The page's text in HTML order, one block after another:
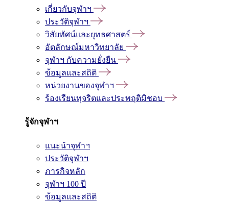
เกี่ยวกับจุฬาฯ
ประวัติจุฬาฯ
วิสัยทัศน์และยุทธศาสตร์
อัตลักษณ์มหาวิทยาลัย
จุฬาฯ กับความยั่งยืน
ข้อมูลและสถิติ
หน่วยงานของจุฬาฯ
ร้องเรียนทุจริตและประพฤติมิชอบ
รู้จักจุฬาฯ
แนะนำจุฬาฯ
ประวัติจุฬาฯ
ภารกิจหลัก
จุฬาฯ 100 ปี
ข้อมูลและสถิติ